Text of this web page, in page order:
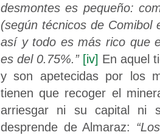
desmontes es pequeño:
(según técnicos de
así y todo es más rico que
es del 0.75%.” [iv] En aquel
y son apetecidas por los
tienen que recoger el
arriesgar ni su capital ni
desprende de Almaraz: